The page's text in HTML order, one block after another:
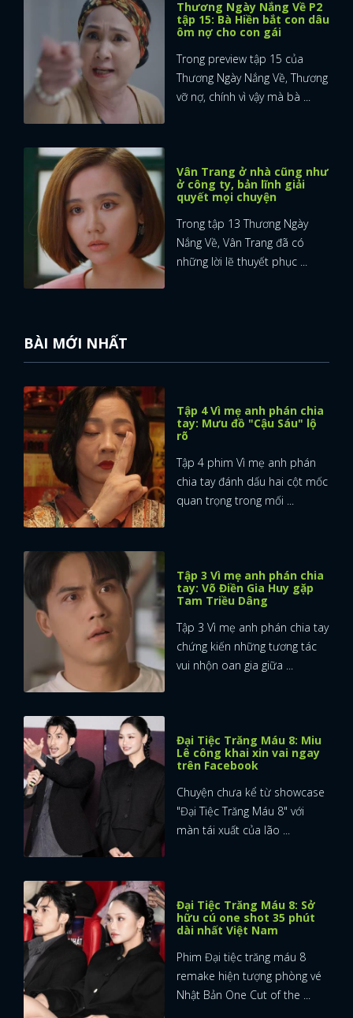
FACEBOOK GOOGLE
Thương Ngày Nắng Về P2
tập 15: Bà Hiền bắt con dâu
ôm nợ cho con gái
Trong preview tập 15 của
Thương Ngày Nắng Về, Thương
vỡ nợ, chính vì vậy mà bà ...
Vân Trang ở nhà cũng như
ở công ty, bản lĩnh giải
quyết mọi chuyện
Trong tập 13 Thương Ngày
Nắng Về, Vân Trang đã có
những lời lẽ thuyết phục ...
BÀI MỚI NHẤT
Tập 4 Vì mẹ anh phán chia
tay: Mưu đồ "Cậu Sáu" lộ
rõ
Tập 4 phim Vì mẹ anh phán
chia tay đánh dấu hai cột mốc
quan trọng trong mối ...
Tập 3 Vì mẹ anh phán chia
tay: Võ Điền Gia Huy gặp
Tam Triều Dâng
Tập 3 Vì mẹ anh phán chia tay
chứng kiến những tương tác
vui nhộn oan gia giữa ...
Đại Tiệc Trăng Máu 8: Miu
Lê công khai xin vai ngay
trên Facebook
Chuyện chưa kể từ showcase
"Đại Tiệc Trăng Máu 8" với
màn tái xuất của lão ...
Đại Tiệc Trăng Máu 8: Sở
hữu cú one shot 35 phút
dài nhất Việt Nam
Phim Đại tiệc trăng máu 8
remake hiện tượng phòng vé
Nhật Bản One Cut of the ...